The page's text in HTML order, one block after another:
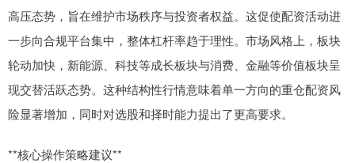
高压态势，旨在维护市场秩序与投资者权益。这促使配资活动进
一步向合规平台集中，整体杠杆率趋于理性。市场风格上，板块
轮动加快，新能源、科技等成长板块与消费、金融等价值板块呈
现交替活跃态势。这种结构性行情意味着单一方向的重仓配资风
险显著增加，同时对选股和择时能力提出了更高要求。
**核心操作策略建议**